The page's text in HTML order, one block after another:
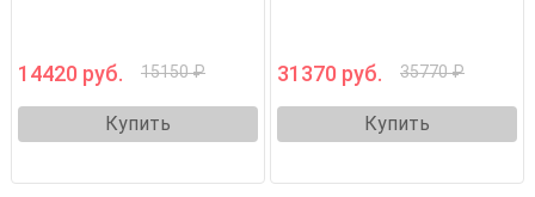
14420 руб. 15150 ₽
Купить
31370 руб. 35770 ₽
Купить